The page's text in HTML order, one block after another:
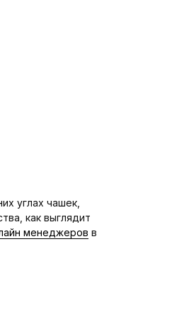
углах чашек,
как выглядит
менеджеров в